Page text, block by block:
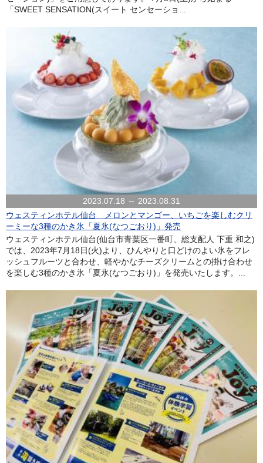
「SWEET SENSATION(スイート センセーショ...
2023.07.18 ～ 2023.08.31
ウェスティンホテル仙台 メロンとマンゴー、いちごを楽しむクリ
ーミーな3種のかき氷「夏氷(なつごおり)」発売
ウェスティンホテル仙台(仙台市青葉区一番町、総支配人 下重 和之)
では、2023年7月18日(火)より、ひんやりと口どけのよい氷をフレ
ッシュフルーツと合わせ、軽やかなチーズクリームとの掛け合わせ
を楽しむ3種のかき氷「夏氷(なつごおり)」を発売いたします。...